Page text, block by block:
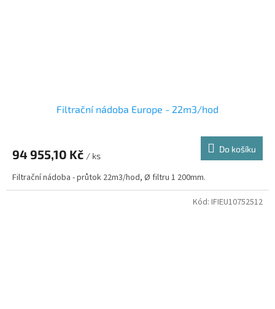
Filtrační nádoba Europe - 22m3/hod
94 955,10 Kč / ks
Do košíku
Filtrační nádoba - průtok 22m3/hod, Ø filtru 1 200mm.
Kód: IFIEU10752512